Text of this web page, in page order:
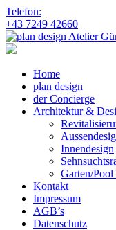
Telefon:
+43 7249 42660
Home
plan design
der Concierge
Architektur &
Innendesign
Garten/
Kontakt
Impressum
AGB’s
Datenschutz